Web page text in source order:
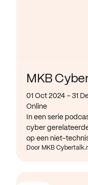
MKB
01 Oct 2024 - 31
Online
In een serie
cyber
op een niet-
Door MKB